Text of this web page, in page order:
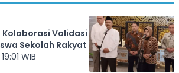
Kolaborasi Validasi
Sekolah Rakyat
WIB